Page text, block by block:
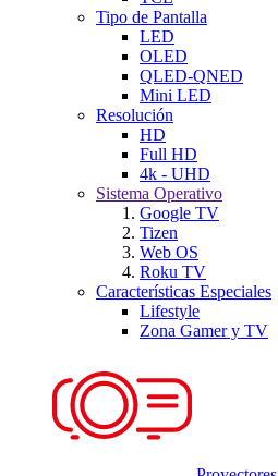
Tipo de Pantalla
LED
OLED
QLED-QNED
Mini LED
Resolución
HD
Full HD
4k - UHD
Sistema Operativo
Google TV
Tizen
Web OS
Roku TV
Características Especiales
Lifestyle
Zona Gamer y TV